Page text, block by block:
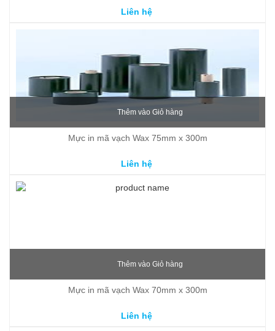
Liên hệ
Thêm vào Giỏ hàng
Mực in mã vạch Wax 75mm x 300m
Liên hệ
Thêm vào Giỏ hàng
Mực in mã vạch Wax 70mm x 300m
Liên hệ